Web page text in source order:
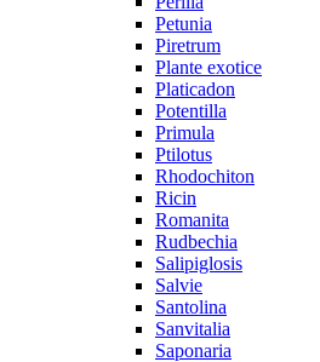
Petunia
Piretrum
Plante exotice
Platicadon
Potentilla
Primula
Ptilotus
Rhodochiton
Ricin
Romanita
Rudbechia
Salipiglosis
Salvie
Santolina
Sanvitalia
Saponaria